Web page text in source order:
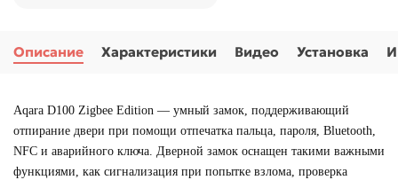
Описание Характеристики Видео Установка
Aqara D100 Zigbee Edition — умный замок, поддерживающий
отпирание двери при помощи отпечатка пальца, пароля, Bluetooth,
NFC и аварийного ключа. Дверной замок оснащен такими важными
функциями, как сигнализация при попытке взлома, проверка